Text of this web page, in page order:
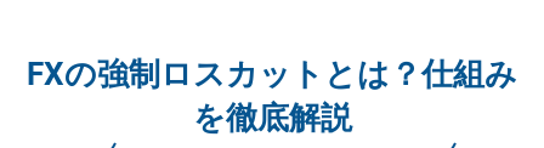
FXの強制ロスカットとは？仕組み
を徹底解説